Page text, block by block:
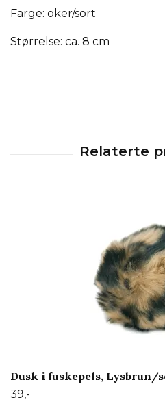
Farge: oker/sort
Størrelse: ca. 8 cm
Dusk i fuskepels, Lysbrun/
39,-